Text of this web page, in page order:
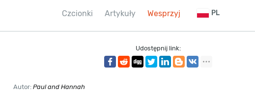
Czcionki Artykuły Wesprzyj PL
Autor: Paul and Hannah
Udostępnij link: